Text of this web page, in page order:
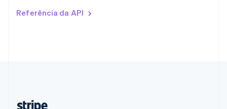
Referência da API
English